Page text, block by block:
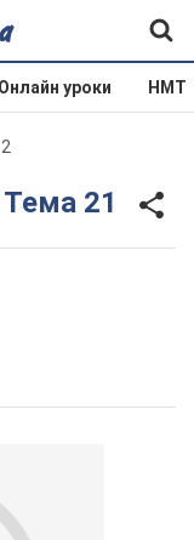
Онлайн уроки НМТ
21